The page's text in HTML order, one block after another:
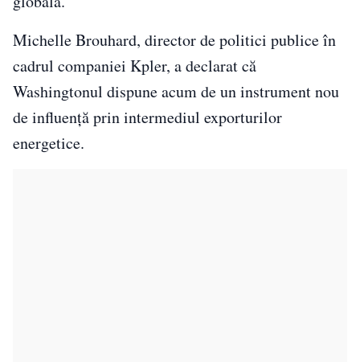
Michelle Brouhard, director de politici publice în
cadrul companiei Kpler, a declarat că
Washingtonul dispune acum de un instrument nou
de influență prin intermediul exporturilor
energetice.